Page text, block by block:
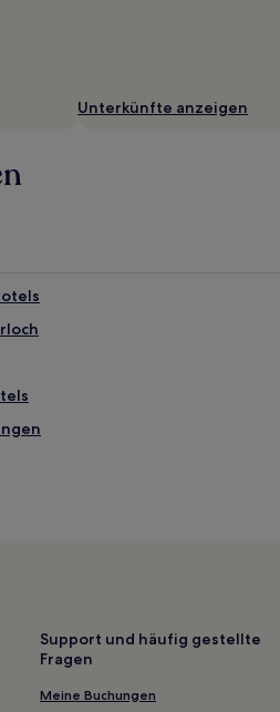
Unterkünfte anzeigen
Tübingen
Support und häufig gestellte
Fragen
Meine Buchungen